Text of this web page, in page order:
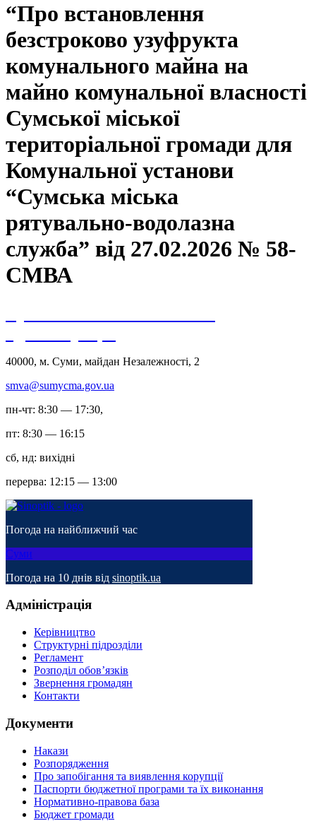
“Про встановлення
безстроково узуфрукта
комунального майна на
майно комунальної власності
Сумської міської
територіальної громади для
Комунальної установи
“Сумська міська
рятувально-водолазна
служба” від 27.02.2026 № 58-
СМВА
40000, м. Суми, майдан Незалежності, 2
smva@sumycma.gov.ua
пн-чт: 8:30 — 17:30,
пт: 8:30 — 16:15
сб, нд: вихідні
перерва: 12:15 — 13:00
Погода на найближчий час
Суми
Погода на 10 днів від sinoptik.ua
Адміністрація
Керівництво
Структурні підрозділи
Регламент
Розподіл обов’язків
Звернення громадян
Контакти
Документи
Накази
Розпорядження
Про запобігання та виявлення корупції
Паспорти бюджетної програми та їх виконання
Нормативно-правова база
Бюджет громади